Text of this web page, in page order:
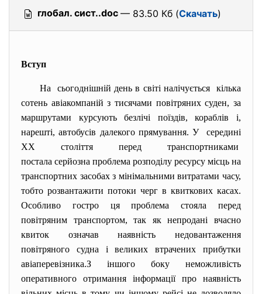
глобал. сист..doc — 83.50 Кб (Скачать)
Вступ
На сьогоднішній день в світі налічується кілька
сотень авіакомпаній з тисячами повітряних суден, за
маршрутами курсують безлічі поїздів, кораблів і,
нарешті, автобусів далекого прямування. У середині
ХХ століття перед транспортниками
постала серйозна проблема розподілу ресурсу місць на
транспортних засобах з мінімальними витратами часу,
тобто розвантажити потоки черг в квиткових касах.
Особливо гостро ця проблема стояла перед
повітряним транспортом, так як непродані вчасно
квиток означав наявність недовантаження
повітряного судна і великих втрачених прибутки
авіаперевізника.З іншого боку неможливість
оперативного отримання інформації про наявність